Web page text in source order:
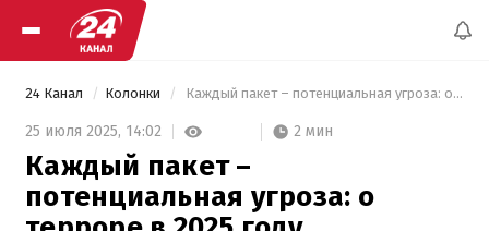
24 Канал Колонки Каждый пакет – потенциальная угроза: о терроре в 2025 году
25 июля 2025, 14:02 2 мин
Каждый пакет –
потенциальная угроза: о